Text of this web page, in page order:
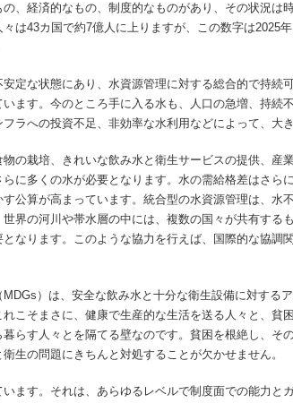
、経済的なもの、制度的なものがあり、その状況は
は43カ国で約7億人に上りますが、この数字は2025
定な状態にあり、水資源管理に対する総合的で持続
ます。今のところ手に入る水も、人口の急増、持続
ラへの投資不足、非効率な水利用などによって、大
の栽培、きれいな飲み水と衛生サービスの提供、産
らに多くの水が必要となります。水の需給格差はさら
公算が高まっています。統合型の水資源管理は、水
界の河川や帯水層の中には、複数の国々が共有する
なります。このような協力を行えば、国際的な協調
MDGs）は、安全な飲み水と十分な衛生設備に対する
こそまさに、健康で生産的な生活を送る人々と、貧
らす人々とを隔てる壁なのです。貧困を根絶し、そ
生の問題にきちんと対処することが欠かせません。
ます。それは、あらゆるレベルで制度面での能力と